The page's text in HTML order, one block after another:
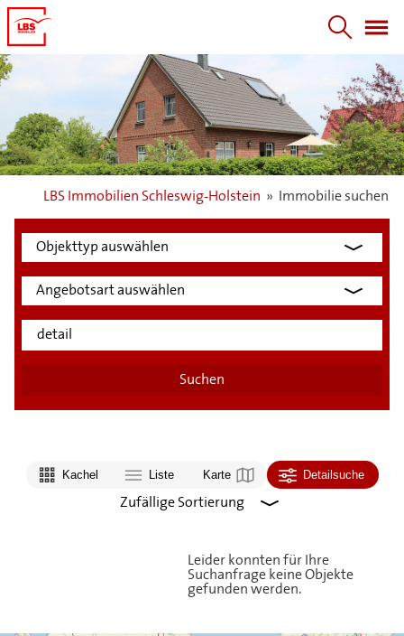
LBS Immobilien Schleswig-Holstein » Immobilie suchen
Kachel Liste Karte Detailsuche
Leider konnten für Ihre
Suchanfrage keine Objekte
gefunden werden.